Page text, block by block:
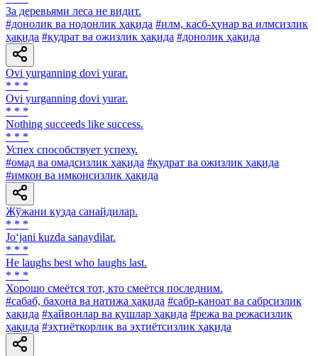
3a деревьями леса не видит.
#донолик ва нодонлик ҳақида #илм, касб-ҳунар ва илмсизлик
ҳақида #қудрат ва ожизлик ҳақида #донолик ҳақида
Ovi yurganning dovi yurar.
* * *
Ovi yurganning dovi yurar.
* * *
Nothing succeeds like success.
* * *
Успех способствует успеху.
#омад ва омадсизлик ҳақида #қудрат ва ожизлик ҳақида
#имкон ва имконсизлик ҳақида
Жўжани кузда санайдилар.
* * *
Jo‘jani kuzda sanaydilar.
* * *
He laughs best who laughs last.
* * *
Хорошо смеётся тот, кто смеётся последним.
#сабаб, баҳона ва натижа ҳақида #сабр-қаноат ва сабрсизлик
ҳақида #ҳайвонлар ва қушлар ҳақида #режа ва режасизлик
ҳақида #эҳтиёткорлик ва эҳтиётсизлик ҳақида